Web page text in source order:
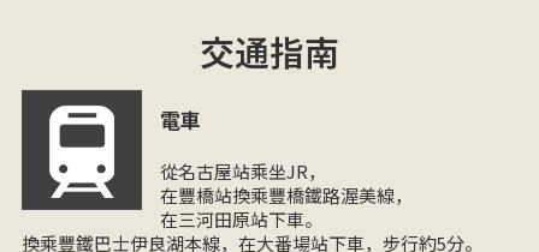
交通指南
電車
從名古屋站乘坐JR，
在豐橋站換乘豐橋鐵路渥美線，
在三河田原站下車。
換乘豐鐵巴士伊良湖本線，在大番場站下車，步行約5分。